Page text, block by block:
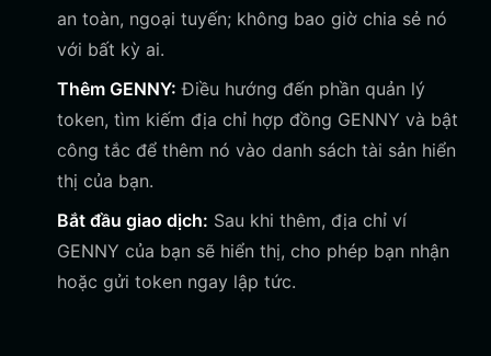
an toàn, ngoại tuyến; không bao giờ chia sẻ nó
với bất kỳ ai.
Thêm GENNY: Điều hướng đến phần quản lý
token, tìm kiếm địa chỉ hợp đồng GENNY và bật
công tắc để thêm nó vào danh sách tài sản hiển
thị của bạn.
Bắt đầu giao dịch: Sau khi thêm, địa chỉ ví
GENNY của bạn sẽ hiển thị, cho phép bạn nhận
hoặc gửi token ngay lập tức.